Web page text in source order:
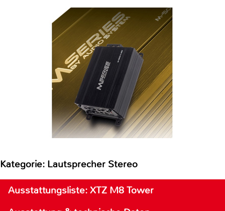
Kategorie: Lautsprecher Stereo
Ausstattungsliste: XTZ M8 Tower